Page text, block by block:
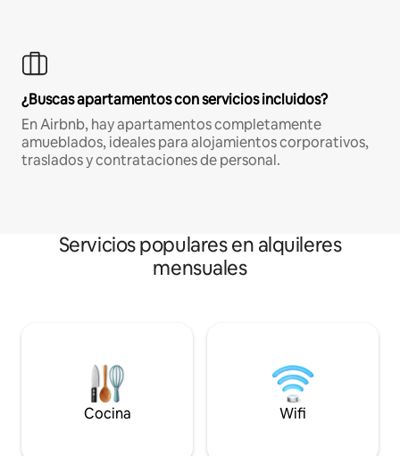
¿Buscas apartamentos con servicios incluidos?
En Airbnb, hay apartamentos completamente
amueblados, ideales para alojamientos corporativos,
traslados y contrataciones de personal.
Servicios populares en alquileres
mensuales
Cocina Wifi